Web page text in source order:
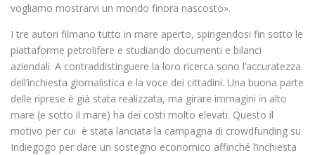
vogliamo mostrarvi un mondo finora nascosto».
I tre autori filmano tutto in mare aperto, spingendosi fin sotto le
piattaforme petrolifere e studiando documenti e bilanci
aziendali. A contraddistinguere la loro ricerca sono l’accuratezza
dell’inchiesta giornalistica e la voce dei cittadini. Una buona parte
delle riprese è già stata realizzata, ma girare immagini in alto
mare (e sotto il mare) ha dei costi molto elevati. Questo il
motivo per cui è stata lanciata la campagna di crowdfunding su
Indiegogo per dare un sostegno economico affinché l’inchiesta